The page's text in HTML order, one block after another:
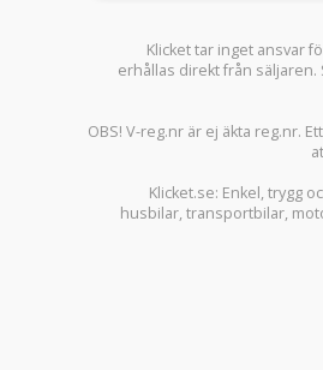
Klicket tar inget ansvar
erhållas direkt från
OBS! V-reg.nr är ej äkta reg.nr.
Klicket.se: Enkel, trygg
husbilar,transportbilar,